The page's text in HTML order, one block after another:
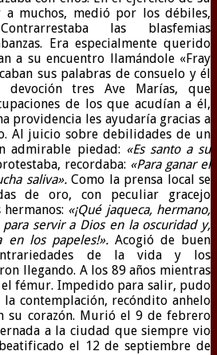
muchos, medió por los débiles,
las blasfemias
Era especialmente querido
a su encuentro llamándole «Fray
sus palabras de consuelo y él
devoción tres Ave Marías, que
de los que acudían a él,
providencia les ayudaría gracias a
Al juicio sobre debilidades de un
admirable piedad: «Es santo a su
recordaba: «Para ganar el
saliva».Como la prensa local se
de oro, con peculiar gracejo
«¡Qué jaqueca, hermano,
servir a Dios en la oscuridad y,
en los papeles!».Acogió de buen
de la vida y los
llegando. A los 89 años mientras
fémur. Impedido para salir, pudo
contemplación, recóndito anhelo
su corazón. Murió el 9 de febrero
a la ciudad que siempre vio
el 12 de septiembre de